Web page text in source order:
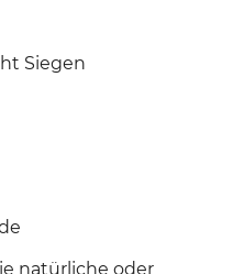
Siegen
natürliche oder